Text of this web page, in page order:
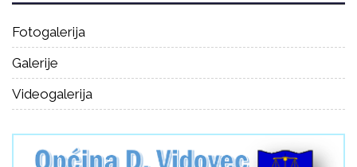
Fotogalerija
Galerije
Videogalerija